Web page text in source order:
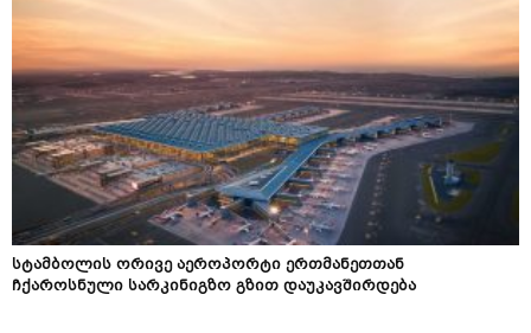
სტამბოლის ორივე აეროპორტი ერთმანეთთან
ჩქაროსნული სარკინიგზო გზით დაუკავშირდება